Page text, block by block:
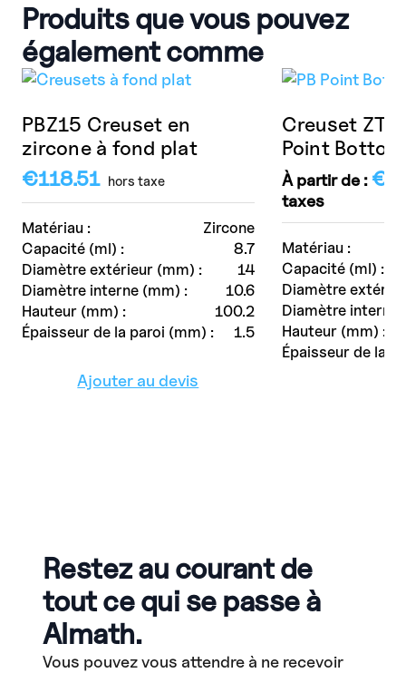
Produits que vous pouvez
également comme
Matériau :
Zircone
Capacité (ml) :
8.7
Diamètre extérieur (mm) :
14
Diamètre interne (mm) :
10.6
Hauteur (mm) :
100.2
Épaisseur de la paroi (mm) :
1.5
PBZ15 Creuset en
zircone à fond plat
€118.51 hors taxe
Ajouter au devis
Matériau :
Capacité (ml) :
Diamètre
Diamètre interne
Hauteur (mm) :
Épaisseur de la
Creuset ZTA
Point Bottom
À partir de : €
taxes
Restez au courant de
tout ce qui se passe à
Almath.
Vous pouvez vous attendre à ne recevoir